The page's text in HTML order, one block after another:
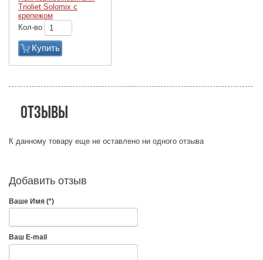
Trioliet Solomix с
крепежом
Кол-во
Купить
Отзывы
К данному товару еще не оставлено ни одного отзыва
Добавить отзыв
Ваше Имя (*)
Ваш E-mail